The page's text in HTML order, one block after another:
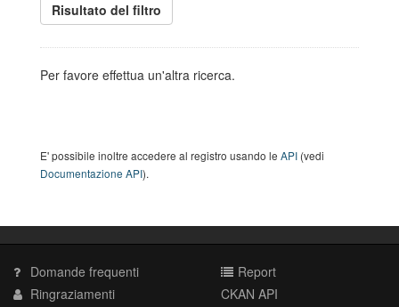
Risultato del filtro
Per favore effettua un'altra ricerca.
E' possibile inoltre accedere al registro usando le API (vedi
Documentazione API).
Domande frequenti
Ringraziamenti
Report
CKAN API